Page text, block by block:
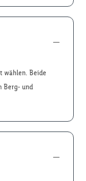
wählen. Beide
Berg- und